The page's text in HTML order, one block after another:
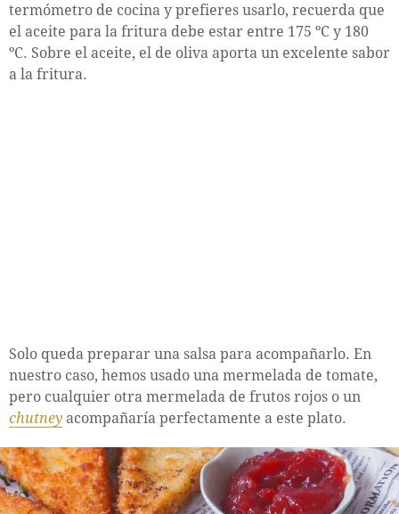
termómetro de cocina y prefieres usarlo, recuerda que
el aceite para la fritura debe estar entre 175 ºC y 180
ºC. Sobre el aceite, el de oliva aporta un excelente sabor
a la fritura.
Solo queda preparar una salsa para acompañarlo. En
nuestro caso, hemos usado una mermelada de tomate,
pero cualquier otra mermelada de frutos rojos o un
chutney acompañaría perfectamente a este plato.